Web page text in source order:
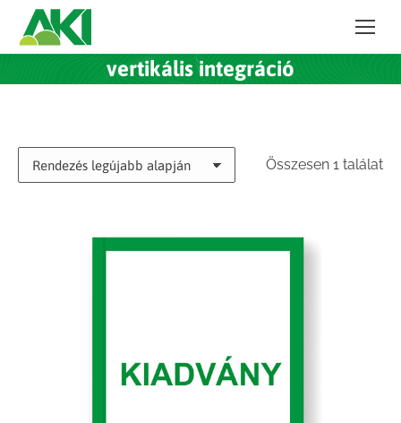
vertikális integráció
Összesen 1 találat